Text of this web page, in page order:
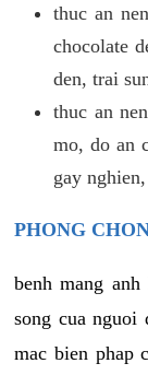
thuc an
chocolate
den, trai
thuc an
mo, do an
gay
PHONG
benh mang
song cua nguoi
mac bien phap